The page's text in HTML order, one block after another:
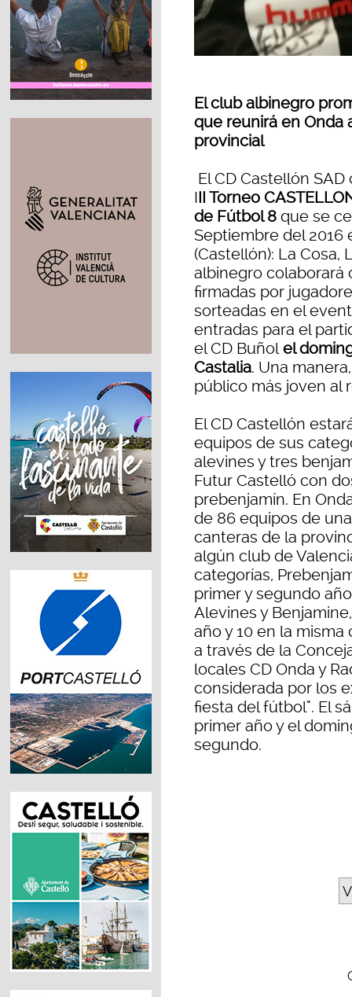
El club albinegro
que reunirá en Onda
provincial
El CD Castellón
III Torneo
de Fútbol 8 que se
Septiembre del 2016
(Castellón): La Cosa,
albinegro colaborará
firmadas por
sorteadas en el
entradas para el
el CD Buñolel
Castalia. Una
público más joven al
El CD Castellón
equipos de sus
alevines y tres
Futur Castelló con
prebenjamín. En
de 86 equipos de
canteras de la
algún club de
categorías,
primer y segundo
Alevines y
año y 10 en la
a través de la
locales CD Onda y
considerada por los
fiesta del fútbol". El
primer año y el
segundo.